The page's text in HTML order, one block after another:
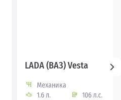
LADA (ВАЗ) Vesta
Механика
1.6 л.
106 л.с.